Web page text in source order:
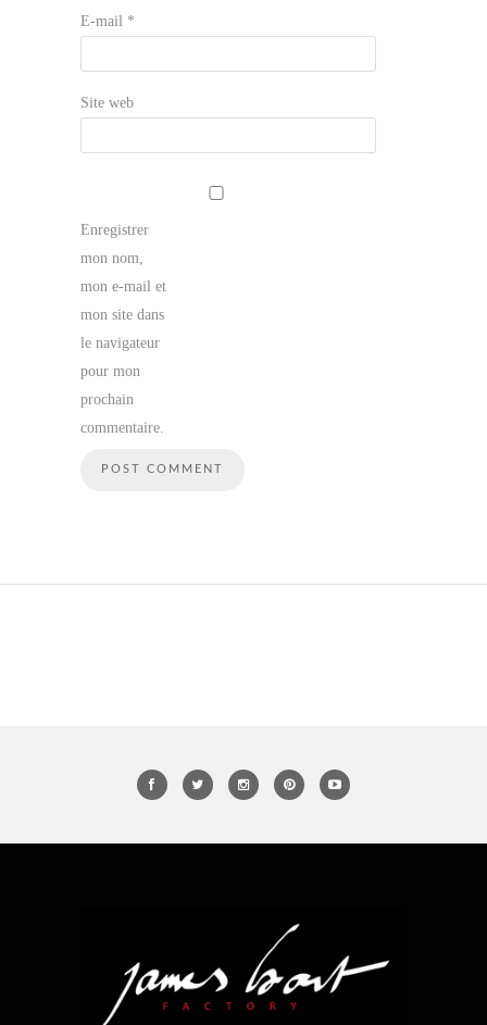
E-mail *
Site web
Enregistrer
mon nom,
mon e-mail et
mon site dans
le navigateur
pour mon
prochain
commentaire.